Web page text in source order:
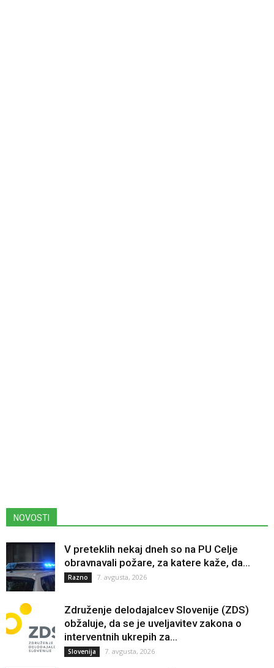
NOVOSTI
V preteklih nekaj dneh so na PU Celje
obravnavali požare, za katere kaže, da...
Razno 7. avgusta, 2026
Združenje delodajalcev Slovenije (ZDS)
obžaluje, da se je uveljavitev zakona o
interventnih ukrepih za...
Slovenija 7. avgusta, 2026